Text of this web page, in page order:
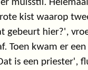
muisstil.
kist waarop
gebeurt hier?',
Toen kwam er
is een priester',